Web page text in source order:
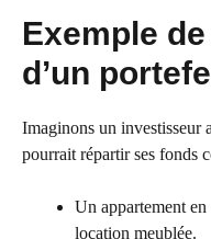
Exemple
d’un
Imaginons un investisseur
pourrait répartir ses fonds
Un appartement
location meublée.